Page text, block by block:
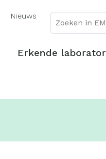
inhoud
Nieuws
Erkende